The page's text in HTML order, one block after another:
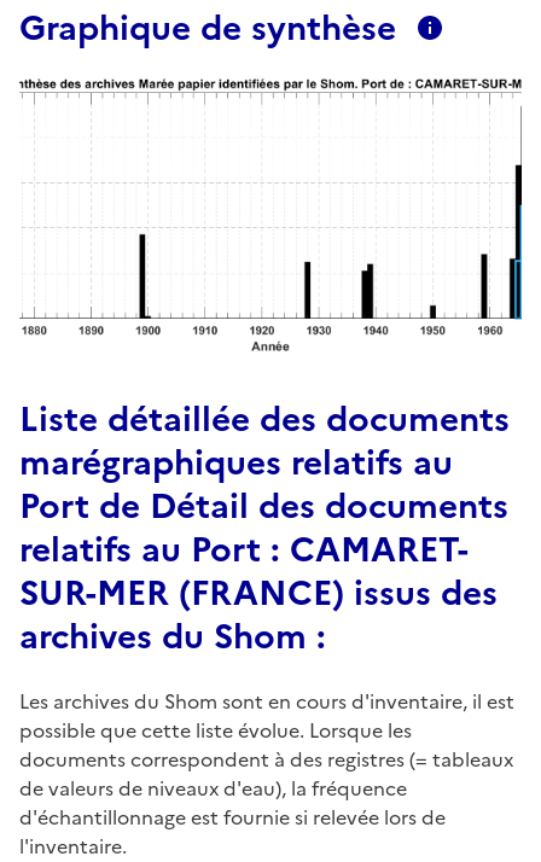
Graphique de synthèse
Liste détaillée des documents
marégraphiques relatifs au
Port de Détail des documents
relatifs au Port : CAMARET-
SUR-MER (FRANCE) issus des
archives du Shom :
Les archives du Shom sont en cours d'inventaire, il est
possible que cette liste évolue. Lorsque les
documents correspondent à des registres (= tableaux
de valeurs de niveaux d'eau), la fréquence
d'échantillonnage est fournie si relevée lors de
l'inventaire.